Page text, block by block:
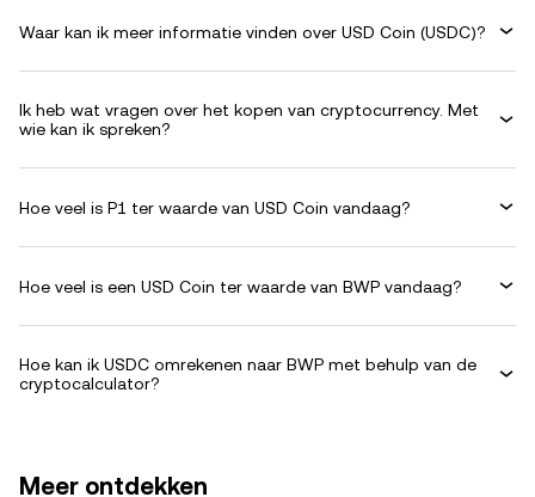
Waar kan ik meer informatie vinden over USD Coin (USDC)?
Ik heb wat vragen over het kopen van cryptocurrency. Met
wie kan ik spreken?
Hoe veel is P1 ter waarde van USD Coin vandaag?
Hoe veel is een USD Coin ter waarde van BWP vandaag?
Hoe kan ik USDC omrekenen naar BWP met behulp van de
cryptocalculator?
Meer ontdekken